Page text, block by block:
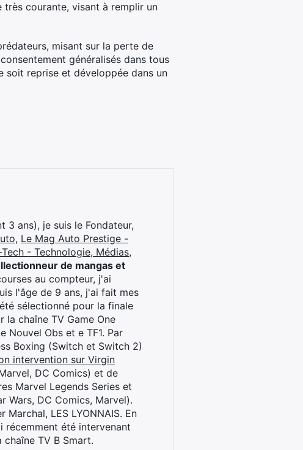
très courante, visant à remplir un
misant sur la perte de
généralisés dans tous
soit reprise et développée dans un
3 ans), je suis le Fondateur,
, Le Mag Auto Prestige -
- Technologie, Médias,
de mangas et
au compteur, j'ai
l'âge de 9 ans, j'ai fait mes
sélectionné pour la finale
la chaîne TV Game One
Nouvel Obs et e TF1. Par
Boxing (Switch et Switch 2)
intervention sur Virgin
DC Comics) et de
Marvel Legends Series et
Wars, DC Comics, Marvel).
LES LYONNAIS. En
récemment été intervenant
TV B Smart.